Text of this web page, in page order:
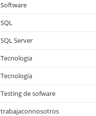
Software
SQL
SQL Server
Tecnologia
Tecnología
Testing de sofware
trabajaconnosotros